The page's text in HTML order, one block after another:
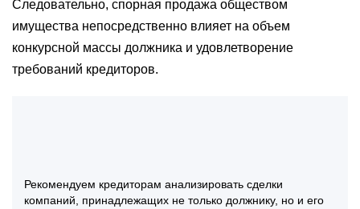
Следовательно, спорная продажа обществом
имущества непосредственно влияет на объем
конкурсной массы должника и удовлетворение
требований кредиторов.
Рекомендуем кредиторам анализировать сделки
компаний, принадлежащих не только должнику, но и его